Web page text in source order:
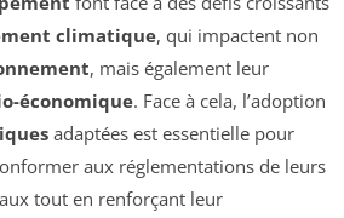
climatique, qui impactent non
, mais également leur
économique. Face à cela, l’adoption
adaptées est essentielle pour
aux réglementations de leurs
tout en renforçant leur